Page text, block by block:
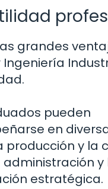
grandes
pueden
en
producción y la
y
estratégica.